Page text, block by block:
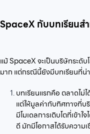
SpaceX กับบทเรียนส
แม้ SpaceX จะเป็นบริษัทระดั
มาก แต่กรณีนี้ยังมีบทเรียนที่น่
บทเรียนแรกคือ ตลาดไม่
แต่ให้มูลค่ากับทิศทางที่บ
มีโมเดลการเติบโตที่เข้า
ดี มักมีโอกาสได้รับความ